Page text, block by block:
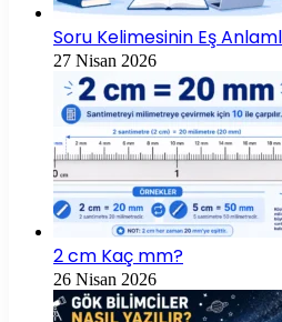
Soru Kelimesinin Eş
27 Nisan 2026
2 cm Kaç mm?
26 Nisan 2026